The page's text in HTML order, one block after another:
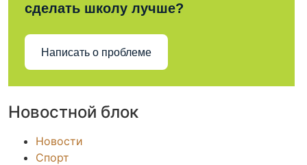
сделать школу лучше?
Написать о проблеме
Новостной блок
Новости
Спорт